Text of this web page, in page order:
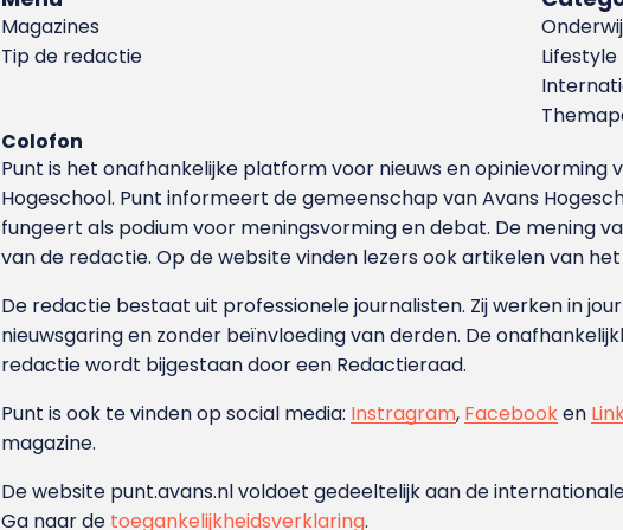
Magazines
Tip de redactie
Lifestyle
Colofon
Punt is het onafhankelijke platform voor nieuws en
Hoge­school. Punt informeert de gemeenschap van Avans
fungeert als podium voor meningsvorming en debat. De mening
van de redactie. Op de website vinden lezers ook artikelen van
De redactie bestaat uit professionele journalisten. Zij werken in
nieuwsgaring en zonder beïnvloeding van derden. De
redactie wordt bijgestaan door een Redactieraad.
Punt is ook te vinden op social media: Instragram, Facebooken
magazine.
De website punt.avans.nl voldoet gedeeltelijk aan de
Ga naar de toegankelijkheidsverklaring.